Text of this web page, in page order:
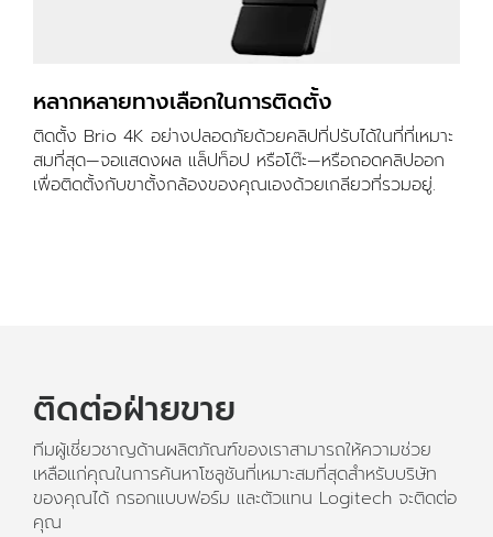
หลากหลายทางเลือกในการติดตั้ง
ติดตั้ง Brio 4K อย่างปลอดภัยด้วยคลิปที่ปรับได้ในที่ที่เหมาะ
สมที่สุด—จอแสดงผล แล็ปท็อป หรือโต๊ะ—หรือถอดคลิปออก
เพื่อติดตั้งกับขาตั้งกล้องของคุณเองด้วยเกลียวที่รวมอยู่.
ติดต่อฝ่ายขาย
ทีมผู้เชี่ยวชาญด้านผลิตภัณฑ์ของเราสามารถให้ความช่วย
เหลือแก่คุณในการค้นหาโซลูชันที่เหมาะสมที่สุดสำหรับบริษัท
ของคุณได้ กรอกแบบฟอร์ม และตัวแทน Logitech จะติดต่อ
คุณ